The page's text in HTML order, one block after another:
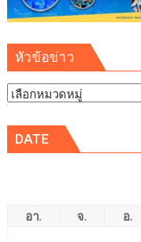
หัวข้อข่าว
หัวข้อ
DATE
อา. จ. อ.